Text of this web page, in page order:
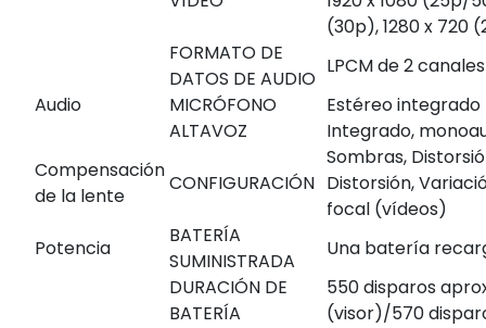
(30p), 1280 x 720
FORMATO DE
DATOS DE AUDIO
LPCM de 2
Audio
MICRÓFONO
Estéreo integrado
ALTAVOZ
Integrado,
Compensación
de la lente
CONFIGURACIÓN
Sombras,
Distorsión,
focal (vídeos)
Potencia
BATERÍA
SUMINISTRADA
Una batería
DURACIÓN DE
BATERÍA
550 disparos
(visor)/570